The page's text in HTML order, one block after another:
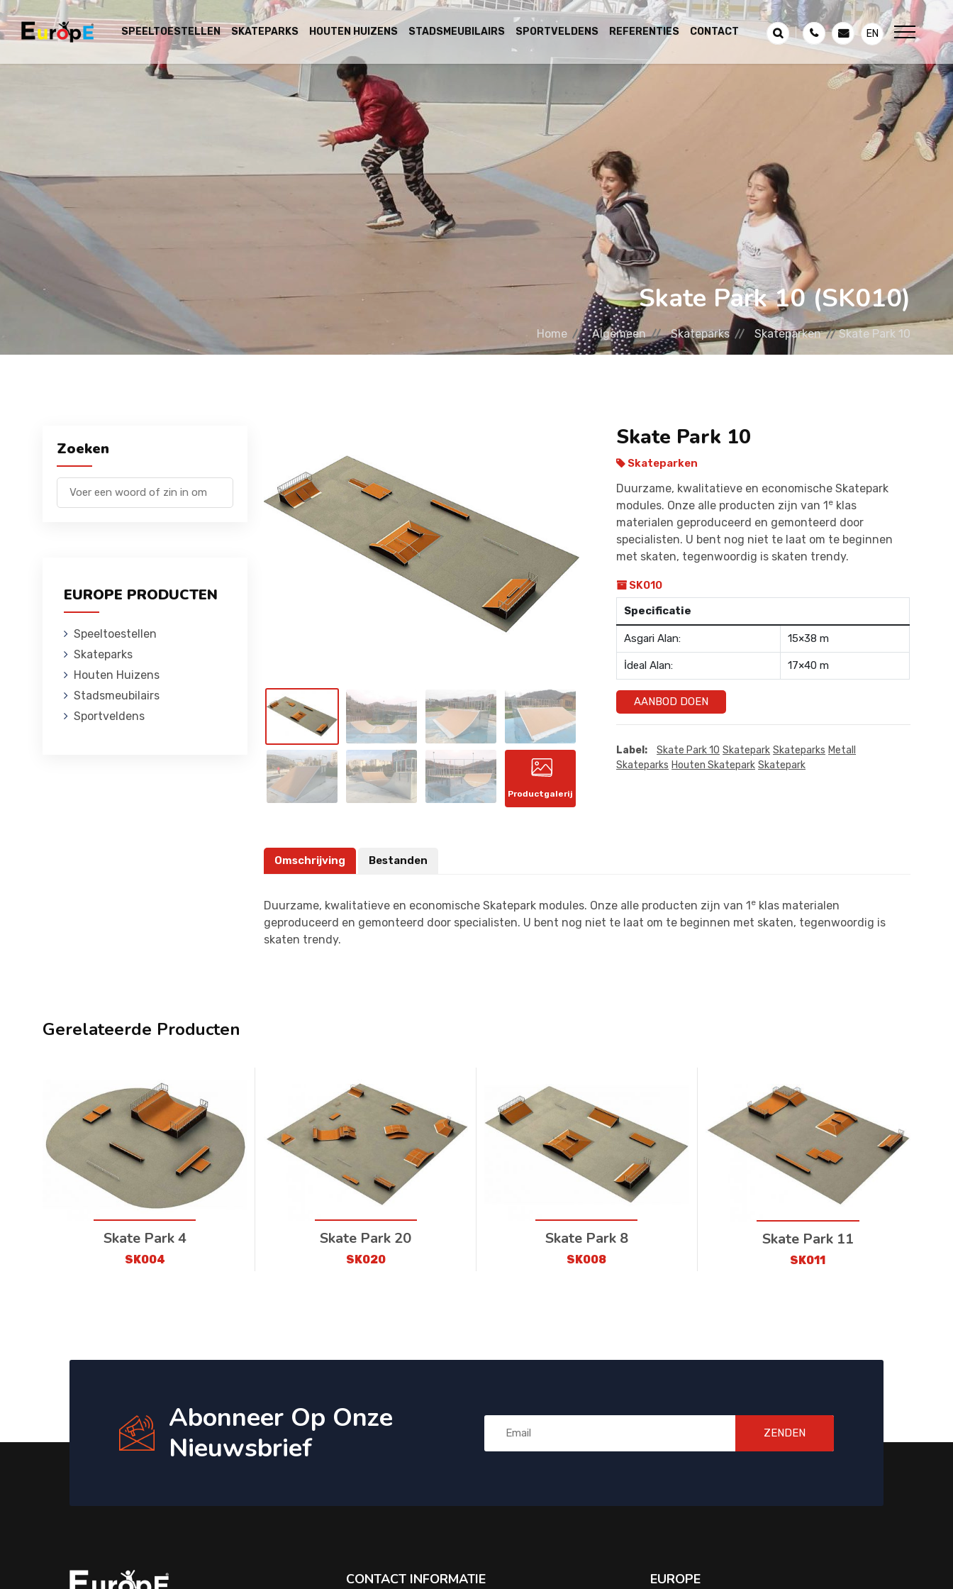
SPEELTOESTELLEN SKATEPARKS HOUTEN HUIZENS STADSMEUBILAIRS SPORTVELDENS REFERENTIES CONTACT EN
Skate Park 10 (SK010)
Home Algemeen Skateparks Skateparken Skate Park 10
Zoeken
EUROPE PRODUCTEN
Speeltoestellen
Skateparks
Houten Huizens
Stadsmeubilairs
Sportveldens
Productgalerij
Skate Park 10
Skateparken
Duurzame, kwalitatieve en economische Skatepark
modules. Onze alle producten zijn van 1e klas
materialen geproduceerd en gemonteerd door
specialisten. U bent nog niet te laat om te beginnen
met skaten, tegenwoordig is skaten trendy.
SK010
Specificatie
Asgari Alan: 15×38 m
İdeal Alan: 17×40 m
AANBOD DOEN
Label: Skate Park 10 Skatepark Skateparks Metall
Skateparks Houten Skatepark Skatepark
Omschrijving Bestanden
Duurzame, kwalitatieve en economische Skatepark modules. Onze alle producten zijn van 1eklas materialen
geproduceerd en gemonteerd door specialisten. U bent nog niet te laat om te beginnen met skaten, tegenwoordig is
skaten trendy.
Gerelateerde Producten
Skate Park 4
SK004
Skate Park 20
SK020
Skate Park 8
SK008
Skate Park 11
SK011
Abonneer Op Onze
Nieuwsbrief
ZENDEN
CONTACT INFORMATIE EUROPE